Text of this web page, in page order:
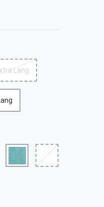
Lang